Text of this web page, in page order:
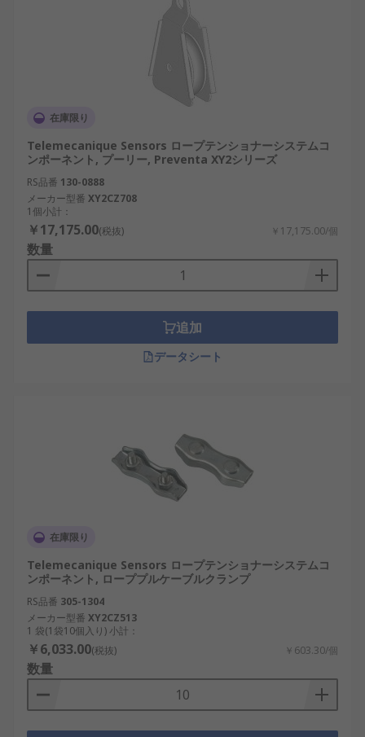
在庫限り
Telemecanique Sensors ロープテンショナーシステムコ
ンポーネント, プーリー, Preventa XY2シリーズ
RS品番 130-0888
メーカー型番 XY2CZ708
1個小計：
￥17,175.00(税抜) ￥17,175.00/個
数量
追加
データシート
在庫限り
Telemecanique Sensors ロープテンショナーシステムコ
ンポーネント, ローププルケーブルクランプ
RS品番 305-1304
メーカー型番 XY2CZ513
1 袋(1袋10個入り) 小計：
￥6,033.00(税抜) ￥603.30/個
数量